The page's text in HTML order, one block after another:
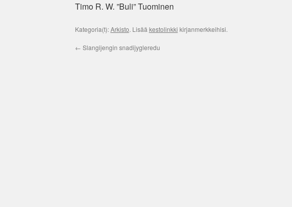
Timo R. W. ”Buli” Tuominen
Kategoria(t):Arkisto. Lisää kestolinkki kirjanmerkkeihisi.
← Slangijengin snadijygleredu